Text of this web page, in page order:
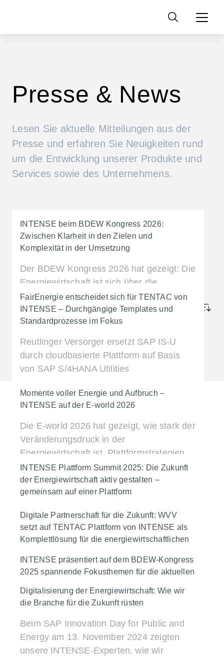
Suchen
nach:
Presse & News
Lesen Sie aktuelle Mitteilungen aus der
Presse und erfahren Sie Neuigkeiten rund
um die Entwicklung unserer Produkte und
Services sowie des Unternehmens.
View all Events Portfolio Unternehmen
Energiehandel Energiewende IT-Strategie
SAP for Utilities Transformation & Migration
INTENSE beim BDEW Kongress 2026:
Zwischen Klarheit in den Zielen und
Komplexität in der Umsetzung
Der BDEW Kongress 2026 hat gezeigt: Die
Energiewirtschaft ist sich über die
Zukunftsthemen einig – entscheidend wird
jedoch die Umsetzung in der Praxis.
Unsere Lösung: TENTAC.
Mehr erfahren
Events Unternehmen Energiehandel
Energiewende Plattformen & Integration
FairEnergie entscheidet sich für TENTAC von
INTENSE – Durchgängige Templates und
Standardprozesse im Fokus
Reutlinger Versorger ersetzt SAP IS-U
durch cloudbasierte Plattform auf Basis
von SAP S/4HANA Utilities
Mehr erfahren
Unternehmen IT-Strategie
Plattformen & Integration SAP for Utilities
INTENSE bei den EVU Prozess & IT Tagen
Mehr erfahren
Events Unternehmen Energiewende
IT-Strategie Plattformen & Integration
SAP Diamant Award: INTENSE als „Partner des
SAP Diamant Award: INTENSE als
„Partner des Jahres 2026 – Energy“
Mehr erfahren
Unternehmen IT-Strategie
Momente voller Energie und Aufbruch –
INTENSE auf der E-world 2026
Die E-world 2026 hat gezeigt, wie stark der
Veränderungsdruck in der
Energiewirtschaft ist. Plattformstrategien,
SAP S/4HANA-Transformationen und
partnerschaftliche Zusammenarbeit
standen im Mittelpunkt – und prägten den
Mehr erfahren
Events Unternehmen Energiehandel
SAP for Utilities Transformation & Migration
INTENSE Plattform Summit 2025: Die Zukunft
der Energiewirtschaft aktiv gestalten –
gemeinsam auf einer Plattform
Erfolgreicher INTENSE Plattform Summit
2025 in Würzburg: Spannende
Diskussionen, praxisnahe Insights und
Mehr erfahren
Events Unternehmen IT-Strategie
Plattformen & Integration
Digitale Partnerschaft für die Zukunft: WVV
setzt auf TENTAC Plattform von INTENSE als
Komplettlösung für die energiewirtschaftlichen
Zentrales Digitalisierungsprojekt für
effiziente, digitale und kundenfreundliche
Abrechnung.
Mehr erfahren
Unternehmen IT-Strategie
Plattformen & Integration SAP for Utilities
INTENSE präsentiert auf dem BDEW-Kongress
2025 spannende Fokusthemen für die aktuellen
BDEW-Kongress 2025: INTENSE
präsentiert spannende Fokusthemen für
die aktuellen Herausforderungen der
Energiewirtschaft
Digitalisierung der Energiewirtschaft: Wie wir
die Branche für die Zukunft rüsten
Beim SAP Innovation Day for Public and
Energy am 13. November 2024 zeigten
unsere INTENSE-Experten, wie wir